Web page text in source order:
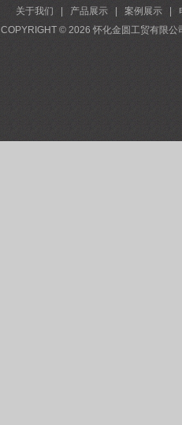
关于我们 产品展示 案例展示
COPYRIGHT ©2026 怀化金圆工贸有限